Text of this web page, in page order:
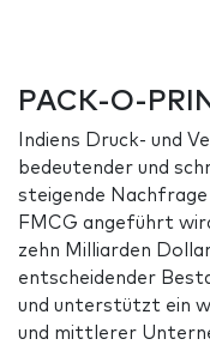
PACK-O-
Indiens Druck- und
bedeutender und
steigende Nachfrage
FMCG angeführt
zehn Milliarden
entscheidender
und unterstützt ein
und mittlerer